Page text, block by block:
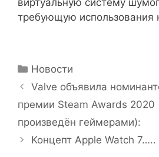
Рубрики
Новости
Valve объявила
премии Steam Awards 2020
произведён геймерами):
Koнцепт Apple Watch 7…..